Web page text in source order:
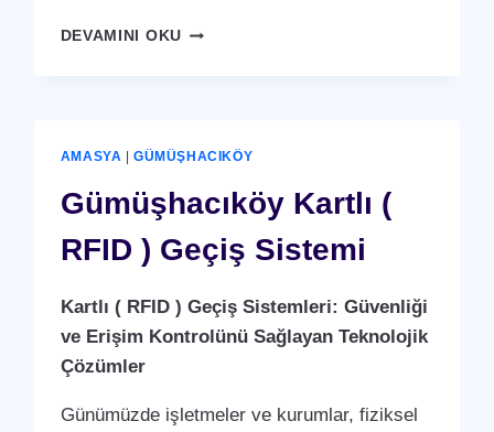
DEVAMINI OKUGÖYNÜCEK
AMASYA |GÜMÜŞHACIKÖY
Gümüşhacıköy Kartlı (
RFID ) Geçiş Sistemi
Kartlı ( RFID ) Geçiş Sistemleri: Güvenliği
ve Erişim Kontrolünü Sağlayan Teknolojik
Çözümler
Günümüzde işletmeler ve kurumlar, fiziksel